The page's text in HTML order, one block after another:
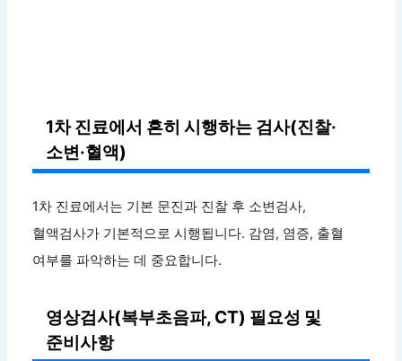
1차 진료에서 흔히 시행하는 검사(진찰·
소변·혈액)
1차 진료에서는 기본 문진과 진찰 후 소변검사,
혈액검사가 기본적으로 시행됩니다. 감염, 염증, 출혈
여부를 파악하는 데 중요합니다.
영상검사(복부초음파, CT) 필요성 및
준비사항